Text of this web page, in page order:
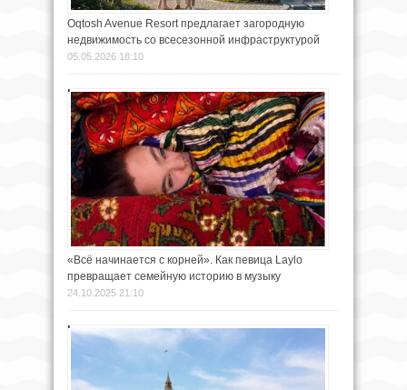
Oqtosh Avenue Resort предлагает загородную
недвижимость со всесезонной инфраструктурой
05.05.2026 18:10
«Всё начинается с корней». Как певица Laylo
превращает семейную историю в музыку
24.10.2025 21:10